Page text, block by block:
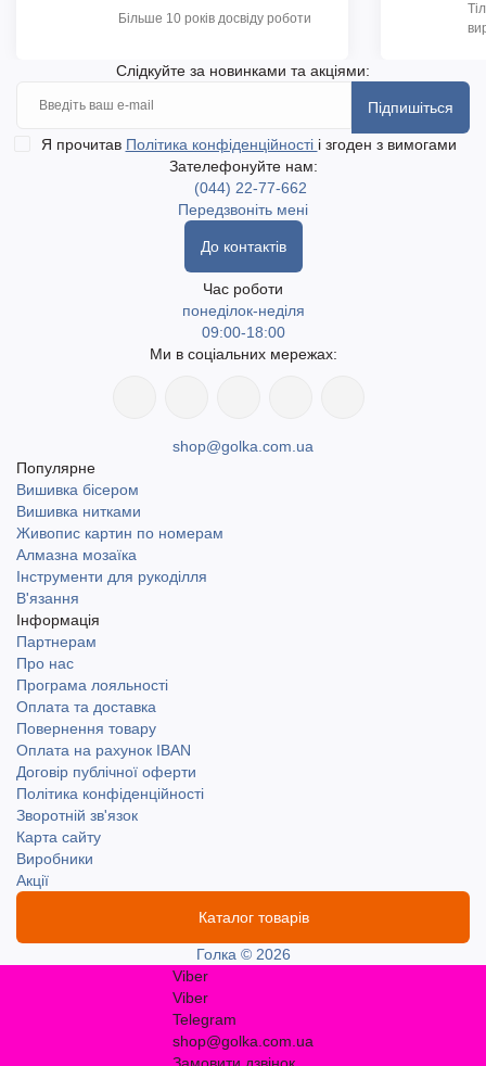
Більше 10 років досвіду роботи
Слідкуйте за новинками та акціями:
Підпишіться
Я прочитав Політика конфіденційності і згоден з вимогами
Зателефонуйте нам:
(044) 22-77-662
Передзвоніть мені
До контактів
Час роботи
понеділок-неділя
09:00-18:00
Ми в соціальних мережах:
shop@golka.com.ua
Популярне
Вишивка бісером
Вишивка нитками
Живопис картин по номерам
Алмазна мозаїка
Інструменти для рукоділля
В'язання
Інформація
Партнерам
Про нас
Програма лояльності
Оплата та доставка
Повернення товару
Оплата на рахунок IBAN
Договір публічної оферти
Політика конфіденційності
Зворотній зв'язок
Карта сайту
Виробники
Акції
Каталог товарів
Голка © 2026
Viber
Viber
Telegram
shop@golka.com.ua